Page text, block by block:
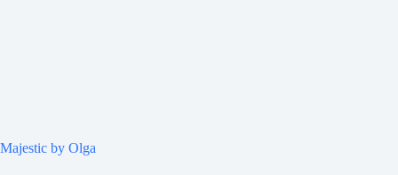
Majestic by Olga